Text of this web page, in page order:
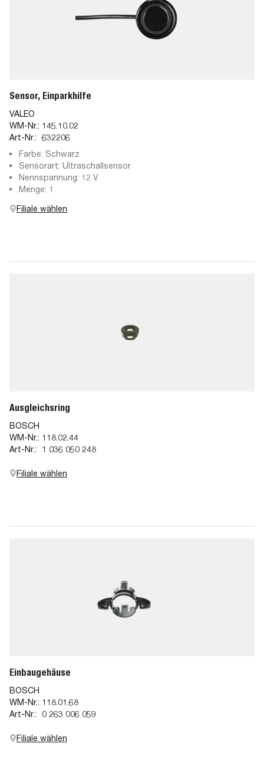
Sensor, Einparkhilfe
VALEO
WM-Nr.: 145.10.02
Art-Nr.: 632206
Farbe: Schwarz
Sensorart: Ultraschallsensor
Nennspannung: 12 V
Menge: 1
Filiale wählen
Ausgleichsring
BOSCH
WM-Nr.: 118.02.44
Art-Nr.:
1 036 050 248
Filiale wählen
Einbaugehäuse
BOSCH
WM-Nr.: 118.01.68
Art-Nr.:
0 263 006 059
Filiale wählen